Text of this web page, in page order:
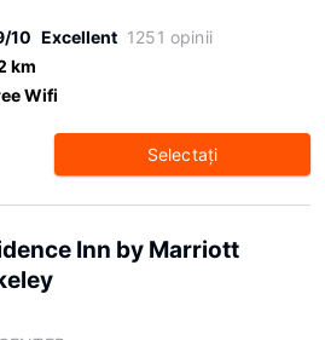
10 Excellent 1251 opinii
km
Wifi
Selectaţi
Inn by Marriott